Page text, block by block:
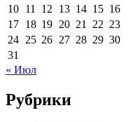
10 11 12 13 14 15 16
17 18 19 20 21 22 23
24 25 26 27 28 29 30
31
« Июл
Рубрики